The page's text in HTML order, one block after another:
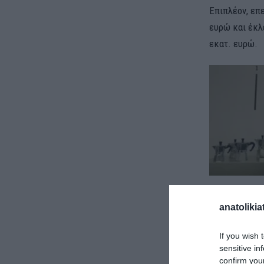
If you wish
sensitive
confirm
Επιπλέον,
ευρώ και
εκατ. ευρώ.
εξαγοράς
Στη